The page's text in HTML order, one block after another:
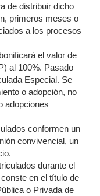
de distribuir dicho
primeros meses o
a los procesos
el valor de
al 100%. Pasado
Especial. Se
o adopción, no
adopciones
conformen un
convivencial, un
durante el
en el título de
o Privada de